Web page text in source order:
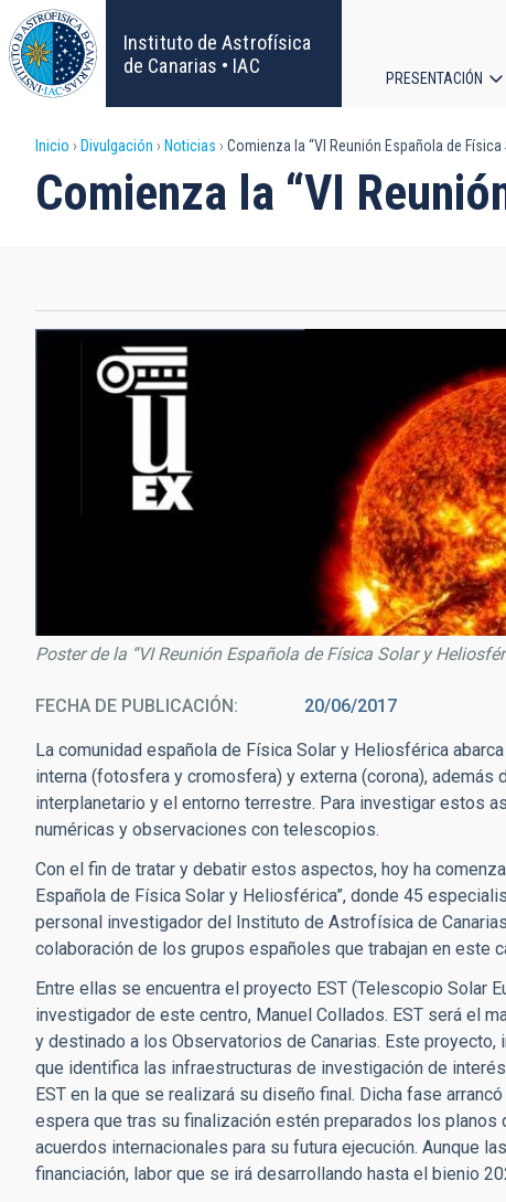
Pasar
al
contenido
principal
Instituto de Astrofísica
de Canarias • IAC
principal
PRESENTACIÓN
Sobrescribir
enlaces
ayuda
navegación
Inicio Divulgación Noticias Comienza la “VI Reunión Española de
Comienza la “VI
Poster de la “VI Reunión Española de Física Solar y
FECHA DE PUBLICACIÓN 20/06/2017
La comunidad española de Física Solar y Heliosférica
interna (fotosfera y cromosfera) y externa (corona),
interplanetario y el entorno terrestre. Para investigar estos
numéricas y observaciones con telescopios.
Con el fin de tratar y debatir estos aspectos, hoy ha
Española de Física Solar y Heliosférica”, donde 45
personal investigador del Instituto de Astrofísica de
colaboración de los grupos españoles que trabajan en este
Entre ellas se encuentra el proyecto EST (Telescopio Solar
investigador de este centro, Manuel Collados. EST será el
y destinado a los Observatorios de Canarias. Este proyecto,
que identifica las infraestructuras de investigación de
EST en la que se realizará su diseño final. Dicha fase
espera que tras su finalización estén preparados los
acuerdos internacionales para su futura ejecución. Aunque
financiación, labor que se irá desarrollando hasta el bienio